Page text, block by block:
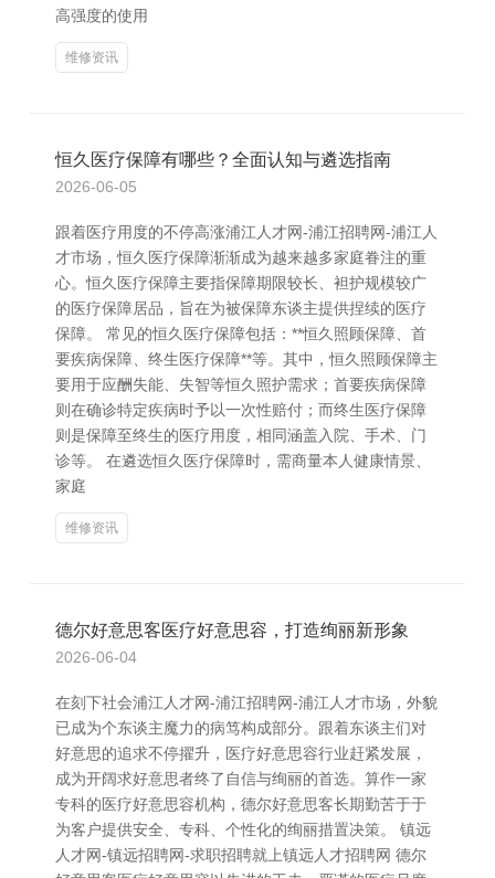
高强度的使用
维修资讯
恒久医疗保障有哪些？全面认知与遴选指南
2026-06-05
跟着医疗用度的不停高涨浦江人才网-浦江招聘网-浦江人
才市场，恒久医疗保障渐渐成为越来越多家庭眷注的重
心。恒久医疗保障主要指保障期限较长、袒护规模较广
的医疗保障居品，旨在为被保障东谈主提供捏续的医疗
保障。 常见的恒久医疗保障包括：**恒久照顾保障、首
要疾病保障、终生医疗保障**等。其中，恒久照顾保障主
要用于应酬失能、失智等恒久照护需求；首要疾病保障
则在确诊特定疾病时予以一次性赔付；而终生医疗保障
则是保障至终生的医疗用度，相同涵盖入院、手术、门
诊等。 在遴选恒久医疗保障时，需商量本人健康情景、
家庭
维修资讯
德尔好意思客医疗好意思容，打造绚丽新形象
2026-06-04
在刻下社会浦江人才网-浦江招聘网-浦江人才市场，外貌
已成为个东谈主魔力的病笃构成部分。跟着东谈主们对
好意思的追求不停擢升，医疗好意思容行业赶紧发展，
成为开阔求好意思者终了自信与绚丽的首选。算作一家
专科的医疗好意思容机构，德尔好意思客长期勤苦于于
为客户提供安全、专科、个性化的绚丽措置决策。 镇远
人才网-镇远招聘网-求职招聘就上镇远人才招聘网 德尔